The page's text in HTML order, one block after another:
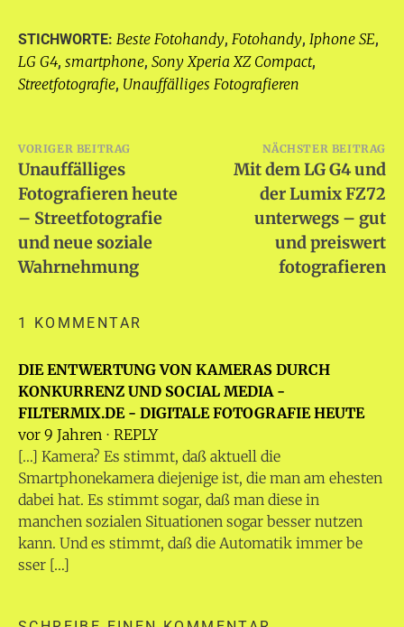
STICHWORTE: Beste Fotohandy, Fotohandy, Iphone SE,
LG G4, smartphone, Sony Xperia XZ Compact,
Streetfotografie, Unauffälliges Fotografieren
Beitragsnavigation
VORIGER BEITRAG
Unauffälliges
Fotografieren heute
– Streetfotografie
und neue soziale
Wahrnehmung
NÄCHSTER BEITRAG
Mit dem LG G4 und
der Lumix FZ72
unterwegs – gut
und preiswert
fotografieren
1 KOMMENTAR
DIE ENTWERTUNG VON KAMERAS DURCH
KONKURRENZ UND SOCIAL MEDIA -
FILTERMIX.DE - DIGITALE FOTOGRAFIE HEUTE
vor 9 Jahren ⋅ REPLY
[…] Kamera? Es stimmt, daß aktuell die
Smartphonekamera diejenige ist, die man am ehesten
dabei hat. Es stimmt sogar, daß man diese in
manchen sozialen Situationen sogar besser nutzen
kann. Und es stimmt, daß die Automatik immer be
sser […]